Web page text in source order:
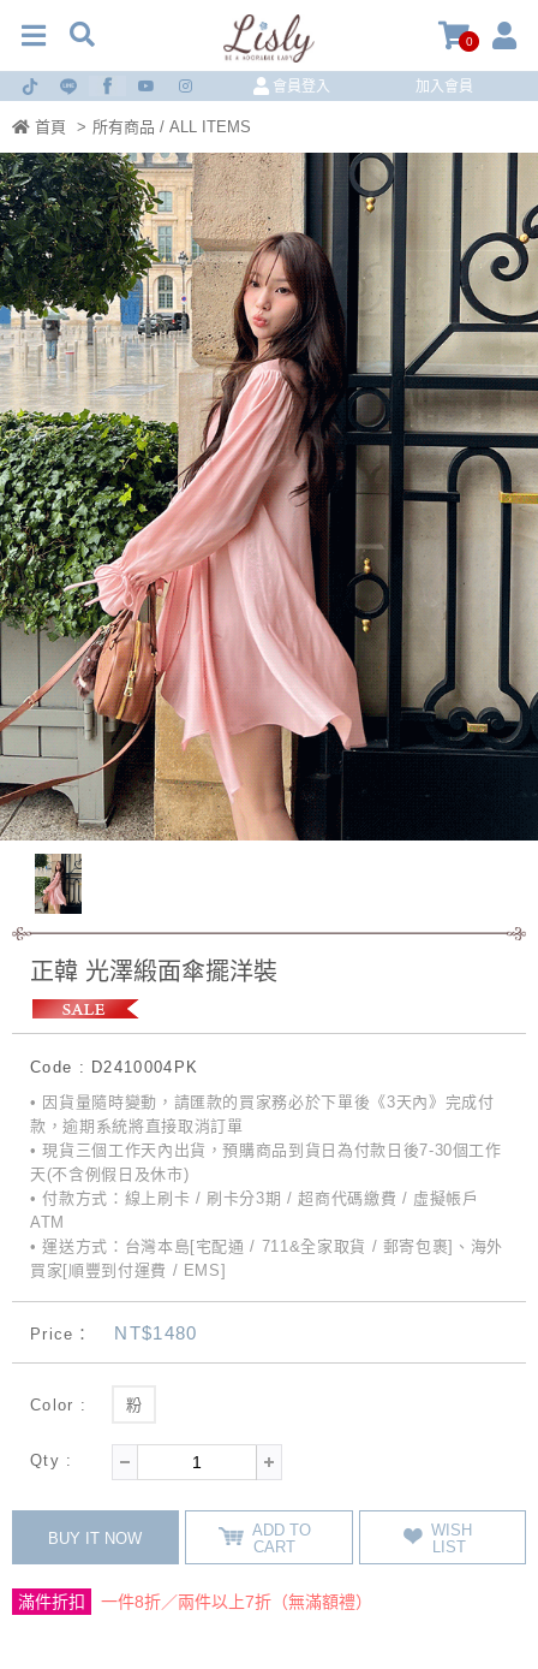
0
會員登入 加入會員
首頁 > 所有商品 / ALL ITEMS
正韓 光澤緞面傘擺洋裝
Code : D2410004PK
• 因貨量隨時變動，請匯款的買家務必於下單後《3天內》完成付
款，逾期系統將直接取消訂單
• 現貨三個工作天內出貨，預購商品到貨日為付款日後7-30個工作
天(不含例假日及休市)
• 付款方式：線上刷卡 / 刷卡分3期 / 超商代碼繳費 / 虛擬帳戶
ATM
• 運送方式：台灣本島[宅配通 / 711&全家取貨 / 郵寄包裹]、海外
買家[順豐到付運費 / EMS]
Price： NT$1480
Color : 粉
Qty :
BUY IT NOW
ADD TO
CART
WISH
LIST
滿件折扣 一件8折／兩件以上7折（無滿額禮）